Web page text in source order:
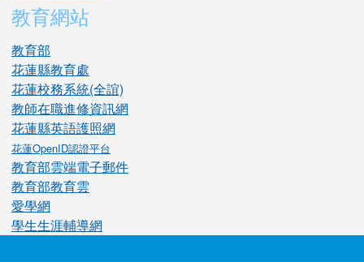
教育網站
教育部
花蓮縣教育處
花蓮校務系統(全誼)
教師在職進修資訊網
花蓮縣英語護照網
花蓮OpenID認證平台
教育部雲端電子郵件
教育部教育雲
愛學網
學生生涯輔導網